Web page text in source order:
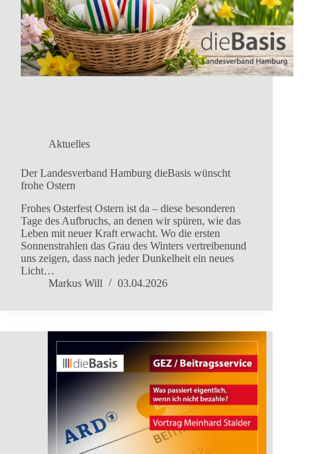
Aktuelles
Der Landesverband Hamburg dieBasis wünscht
frohe Ostern
Frohes Osterfest Ostern ist da – diese besonderen
Tage des Aufbruchs, an denen wir spüren, wie das
Leben mit neuer Kraft erwacht. Wo die ersten
Sonnenstrahlen das Grau des Winters vertreibenund
uns zeigen, dass nach jeder Dunkelheit ein neues
Licht…
Markus Will
03.04.2026